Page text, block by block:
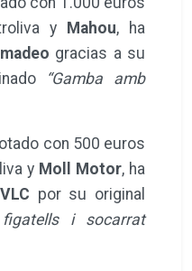
Durante toda la
pudieron
a pie de calle,
de los chefs
de una
de aromas